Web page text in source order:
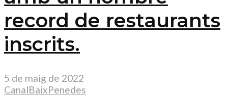
record de restaurants
inscrits.
5 de maig de 2022
CanalBaixPenedes